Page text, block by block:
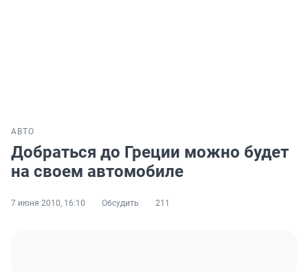
АВТО
Добраться до Греции можно будет
на своем автомобиле
7 июня 2010, 16:10 Обсудить 211